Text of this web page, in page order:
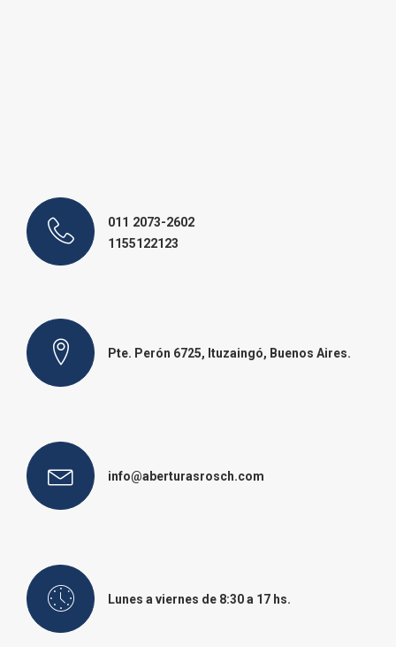
011 2073-2602
1155122123
Pte. Perón 6725, Ituzaingó, Buenos Aires.
info@aberturasrosch.com
Lunes a viernes de 8:30 a 17 hs.